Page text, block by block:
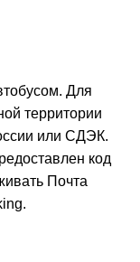
Для
территории
или СДЭК.
код
Почта
.